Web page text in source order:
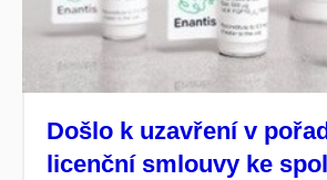
Došlo k uzavření v
licenční smlouvy ke